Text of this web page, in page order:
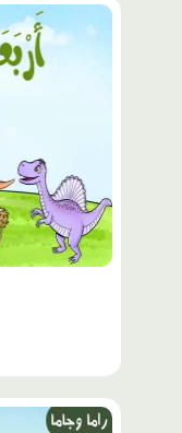
محتوى
محتوى